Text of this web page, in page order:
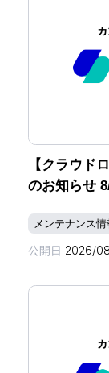
【クラウド
のお知らせ
メンテナンス情
公開日 2026/